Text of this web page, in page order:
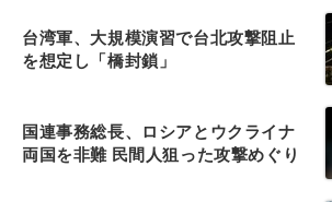
台湾軍、大規模演習で台北攻撃阻止
を想定し「橋封鎖」
国連事務総長、ロシアとウクライナ
両国を非難 民間人狙った攻撃めぐり